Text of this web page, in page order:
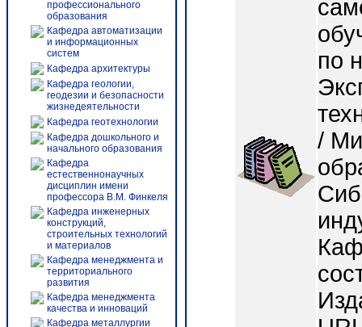
профессионального
образования
Кафедра автоматизации
и информационных
систем
Кафедра архитектуры
Кафедра геологии,
геодезии и безопасности
жизнедеятельности
Кафедра геотехнологии
Кафедра дошкольного и
начального образования
Кафедра
естественнонаучных
дисциплин имени
профессора В.М. Финкеля
Кафедра инженерных
конструкций,
строительных технологий
и материалов
Кафедра менеджмента и
территориального
развития
Кафедра менеджмента
качества и инноваций
Кафедра металлургии
по
/